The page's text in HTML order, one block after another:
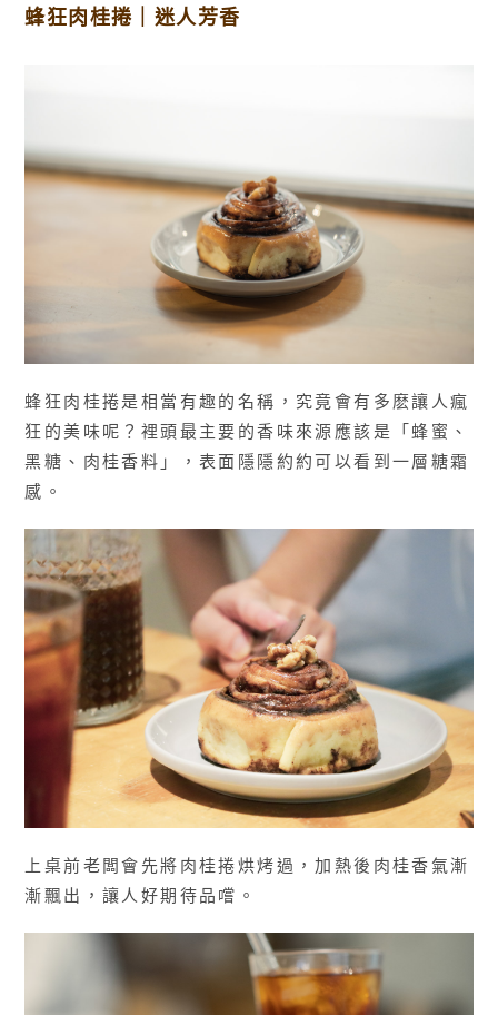
蜂狂肉桂捲｜迷人芳香
蜂狂肉桂捲是相當有趣的名稱，究竟會有多麽讓人瘋
狂的美味呢？裡頭最主要的香味來源應該是「蜂蜜、
黑糖、肉桂香料」，表面隱隱約約可以看到一層糖霜
感。
上桌前老闆會先將肉桂捲烘烤過，加熱後肉桂香氣漸
漸飄出，讓人好期待品嚐。